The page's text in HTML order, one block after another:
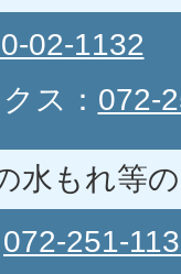
02-1132
ス： 072-
水もれ等
072-251-